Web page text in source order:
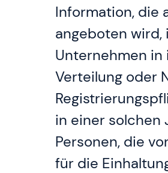
Information, die
angeboten
Unternehmen
Verteilung oder
in einer solchen
Personen, die
für die